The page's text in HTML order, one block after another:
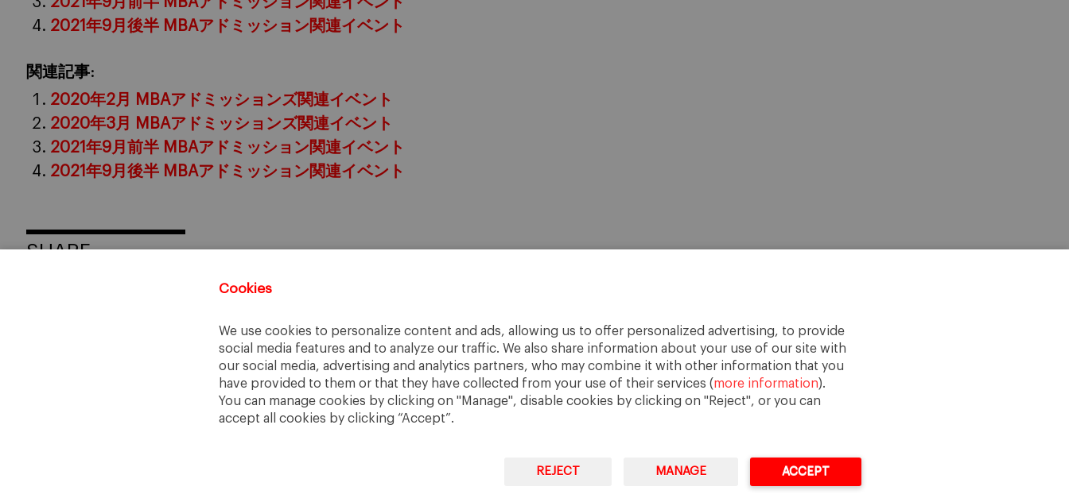
Cookies
We use cookies to personalize content and ads, allowing us to offer personalized advertising, to provide
social media features and to analyze our traffic. We also share information about your use of our site with
our social media, advertising and analytics partners, who may combine it with other information that you
have provided to them or that they have collected from your use of their services (more information).
You can manage cookies by clicking on "Manage", disable cookies by clicking on "Reject", or you can
accept all cookies by clicking “Accept”.
REJECT MANAGE ACCEPT
2021年9月後半 MBAアドミッション関連イベント
関連記事:
2020年2月 MBAアドミッションズ関連イベント
2020年3月 MBAアドミッションズ関連イベント
2021年9月前半 MBAアドミッション関連イベント
2021年9月後半 MBAアドミッション関連イベント
SHARE